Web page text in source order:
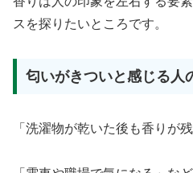
スを探りたいところです。
匂いがきついと感じる人
「洗濯物が乾いた後も香りが